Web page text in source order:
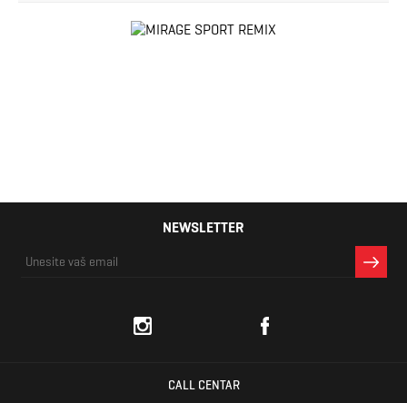
NEWSLETTER
CALL CENTAR